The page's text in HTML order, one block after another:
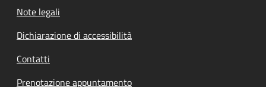
Note legali
Dichiarazione di accessibilità
Contatti
Prenotazione appuntamento